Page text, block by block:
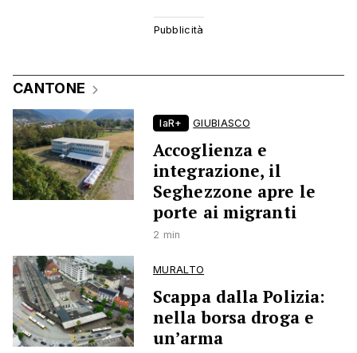
CANTONE
laR+ GIUBIASCO
Accoglienza e
integrazione, il
Seghezzone apre le
porte ai migranti
2 min
MURALTO
Scappa dalla Polizia:
nella borsa droga e
un’arma